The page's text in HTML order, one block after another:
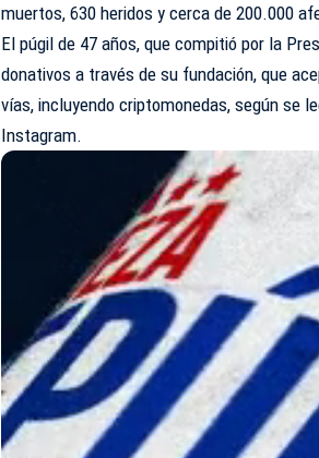
muertos, 630 heridos y cerca de 200.000
El púgil de 47 años, que compitió por la
donativos a través de su fundación, que
vías, incluyendo criptomonedas, según se
Instagram.